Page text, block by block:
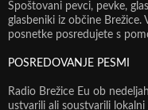
Spoštovani pevci, pevke,
glasbeniki iz občine Brežice.
posnetke posredujete s
POSREDOVANJE PESMI
Radio Brežice Eu ob
ustvarili ali soustvarili lokalni